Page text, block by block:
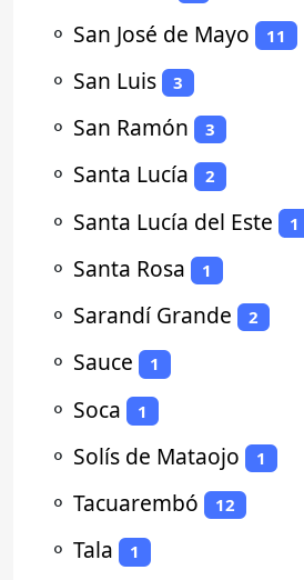
⚬ San José de Mayo 11
⚬ San Luis 3
⚬ San Ramón 3
⚬ Santa Lucía 2
⚬ Santa Lucía del Este 1
⚬ Santa Rosa 1
⚬ Sarandí Grande 2
⚬ Sauce 1
⚬ Soca 1
⚬ Solís de Mataojo 1
⚬ Tacuarembó 12
⚬ Tala 1